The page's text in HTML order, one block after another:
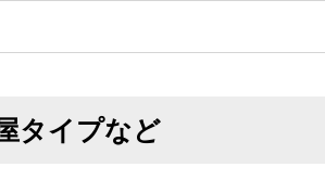
タイプなど